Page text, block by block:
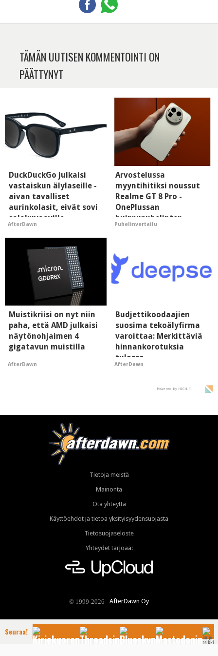
TÄMÄN UUTISEN KOMMENTOINTI ON
PÄÄTTYNYT
DuckDuckGo julkaisi
vastaiskun älylaseille -
aivan tavalliset
aurinkolasit, eivät sovi
salakuvaaville
hyypiöille
AfterDawn
Arvostelussa
myyntihitiksi noussut
Realme GT 8 Pro -
OnePlussan
huippupuhelinten
"perillinen"
Puhelinvertailu
Muistikriisi on nyt niin
paha, että AMD julkaisi
näytönohjaimen 4
gigatavun muistilla
AfterDawn
Budjettikoodaajien
suosima tekoälyfirma
varoittaa: Merkittäviä
hinnankorotuksia
tulossa
AfterDawn
Powered by HIGH.FI
Tietoja meistä
Mainonta
Ota yhteyttä
Käyttöehdot ja tietoa yksityisyydensuojasta
Tietosuojaseloste
Yhteydet tarjoaa:
© 1999-2026 AfterDawn Oy
Seuraa!